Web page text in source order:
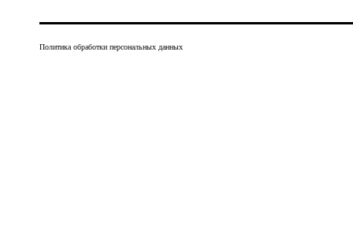
Политика обработки персональных данных